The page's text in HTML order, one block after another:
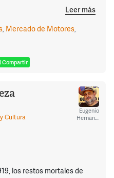
Leer más
, Mercado de Motores,
Compartir
Eugenio
Hernández
Cultura
los restos mortales de